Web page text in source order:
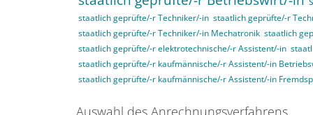
staatlich geprüfte/-r Techniker/-in staatlich geprüfte/-r
staatlich geprüfte/-r Techniker/-in Mechatronik staatlich
staatlich geprüfte/-r elektrotechnische/-r Assistent/-in
staatlich geprüfte/-r kaufmännische/-r Assistent/-in
staatlich geprüfte/-r kaufmännische/-r Assistent/-in
Auswahl des Anrechnungsverfahrens